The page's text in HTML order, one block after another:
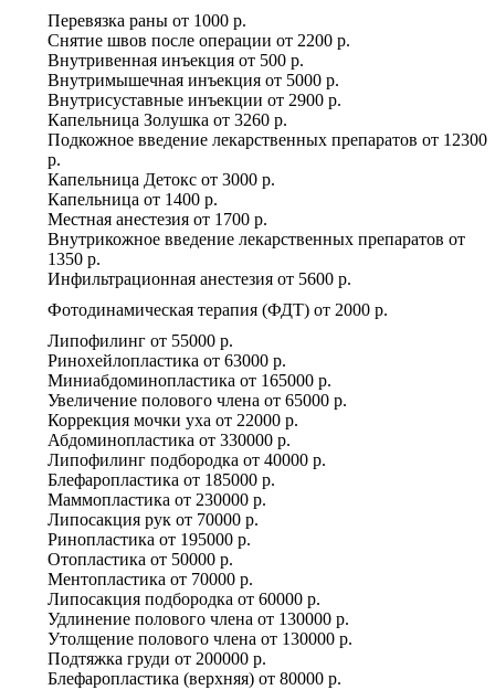
Перевязка раны от 1000 р.
Снятие швов после операции от 2200 р.
Внутривенная инъекция от 500 р.
Внутримышечная инъекция от 5000 р.
Внутрисуставные инъекции от 2900 р.
Капельница Золушка от 3260 р.
Подкожное введение лекарственных препаратов от 12300
р.
Капельница Детокс от 3000 р.
Капельница от 1400 р.
Местная анестезия от 1700 р.
Внутрикожное введение лекарственных препаратов от
1350 р.
Инфильтрационная анестезия от 5600 р.
Фотодинамическая терапия (ФДТ) от 2000 р.
Липофилинг от 55000 р.
Ринохейлопластика от 63000 р.
Миниабдоминопластика от 165000 р.
Увеличение полового члена от 65000 р.
Коррекция мочки уха от 22000 р.
Абдоминопластика от 330000 р.
Липофилинг подбородка от 40000 р.
Блефаропластика от 185000 р.
Маммопластика от 230000 р.
Липосакция рук от 70000 р.
Ринопластика от 195000 р.
Отопластика от 50000 р.
Ментопластика от 70000 р.
Липосакция подбородка от 60000 р.
Удлинение полового члена от 130000 р.
Утолщение полового члена от 130000 р.
Подтяжка груди от 200000 р.
Блефаропластика (верхняя) от 80000 р.